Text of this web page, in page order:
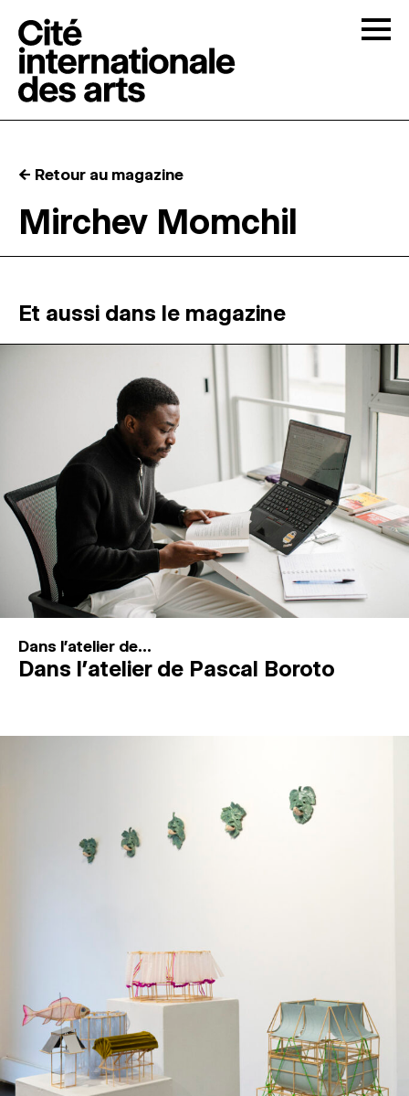
RÉSIDENCES ↓
ATELIERS OUVERTS
ESPACES DE PRATIQUE ARTISTIQUE ↓
Recherche
Connexion
↓
← Retour au magazine
Mirchev Momchil
Et aussi dans le magazine
Dans l'atelier de...
Dans l’atelier de Pascal Boroto